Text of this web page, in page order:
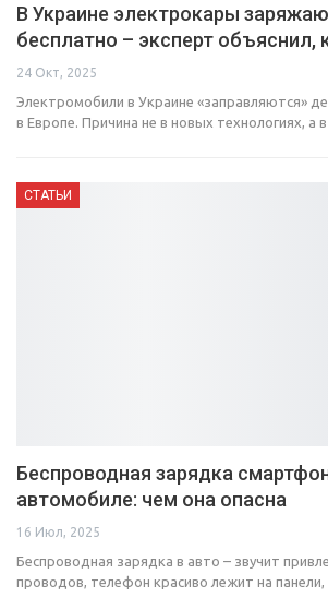
В Украине электрокары
бесплатно – эксперт объяснил,
24 Окт, 2025
Электромобили в Украине «заправляются»
в Европе. Причина не в новых технологиях, а
СТАТЬИ
Беспроводная зарядка
автомобиле: чем она опасна
16 Июл, 2025
Беспроводная зарядка в авто – звучит
проводов, телефон красиво лежит на